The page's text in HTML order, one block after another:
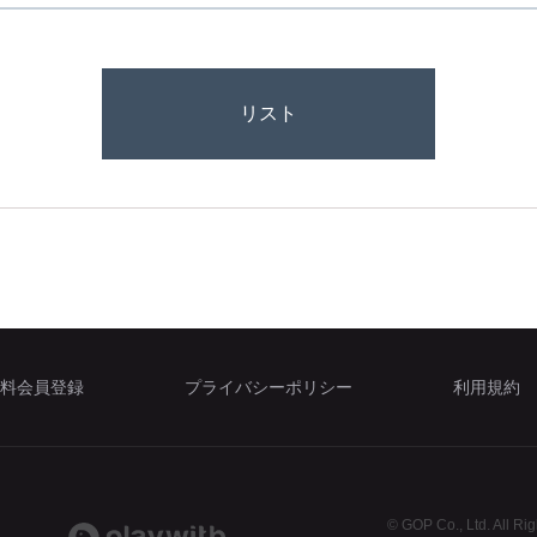
リスト
会員登録 プライバシーポリシー 利用規約
© GOP Co., Ltd. All